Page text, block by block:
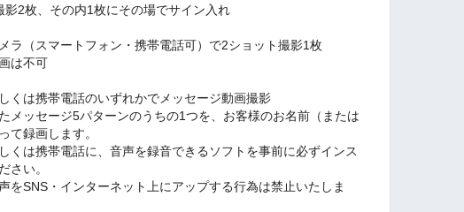
2枚、その内1枚にその場でサイン入れ
ラ（スマートフォン・携帯電話可）で2ショット撮影1枚
は不可
くは携帯電話のいずれかでメッセージ動画撮影
メッセージ5パターンのうちの1つを、お客様のお名前（または
て録画します。
くは携帯電話に、音声を録音できるソフトを事前に必ずインス
さい。
をSNS・インターネット上にアップする行為は禁止いたしま